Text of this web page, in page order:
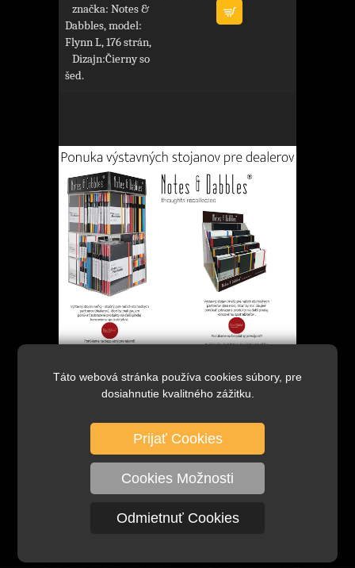
Táto webová stránka používa cookies súbory, pre
dosiahnutie kvalitného zážitku.
Prijať Cookies
Cookies Možnosti
Odmietnuť Cookies
značka: Notes &
Dabbles, model:
Flynn L, 176 strán,
Dizajn:Čierny so
šed.